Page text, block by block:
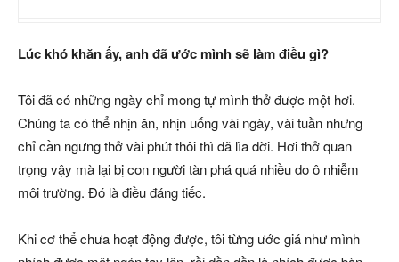
Lúc khó khăn ấy, anh đã ước mình sẽ làm điều gì?
Tôi đã có những ngày chỉ mong tự mình thở được một hơi.
Chúng ta có thể nhịn ăn, nhịn uống vài ngày, vài tuần nhưng
chỉ cần ngưng thở vài phút thôi thì đã lìa đời. Hơi thở quan
trọng vậy mà lại bị con người tàn phá quá nhiều do ô nhiễm
môi trường. Đó là điều đáng tiếc.
Khi cơ thể chưa hoạt động được, tôi từng ước giá như mình